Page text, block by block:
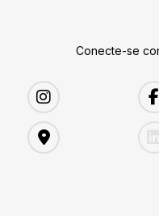
Conecte-se